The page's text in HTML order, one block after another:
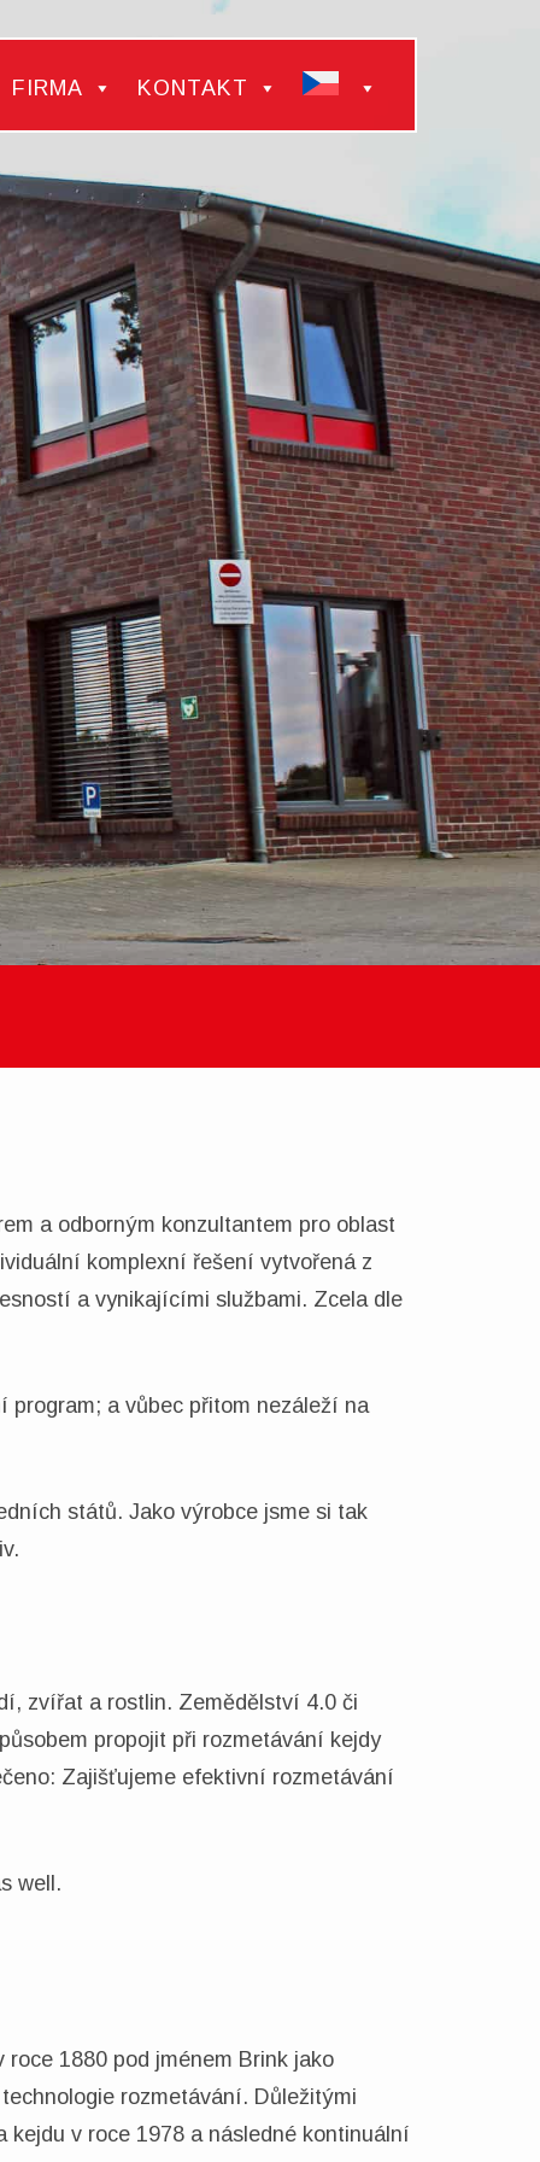
FIRMA KONTAKT
a odborným konzultantem pro oblast
komplexní řešení vytvořená z
a vynikajícími službami. Zcela dle
a vůbec přitom nezáleží na
států. Jako výrobce jsme si tak
zvířat a rostlin. Zemědělství 4.0 či
propojit při rozmetávání kejdy
Zajišťujeme efektivní rozmetávání
well.
1880 pod jménem Brink jako
rozmetávání. Důležitými
v roce 1978 a následné kontinuální